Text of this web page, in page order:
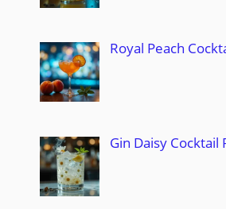
Royal Peach
Gin Daisy Cocktail